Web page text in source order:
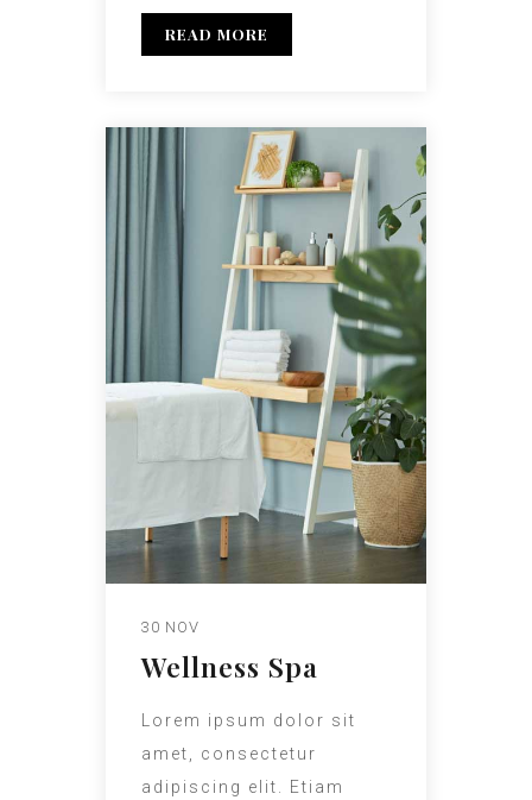
READ MORE
30 NOV
Wellness Spa
Lorem ipsum dolor sit
amet, consectetur
adipiscing elit. Etiam